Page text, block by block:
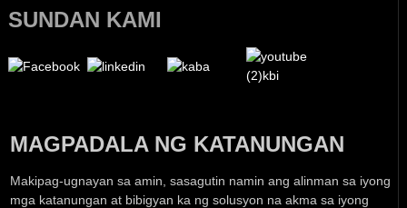
SUNDAN KAMI
MAGPADALA NG KATANUNGAN
Makipag-ugnayan sa amin, sasagutin namin ang alinman sa iyong
mga katanungan at bibigyan ka ng solusyon na akma sa iyong